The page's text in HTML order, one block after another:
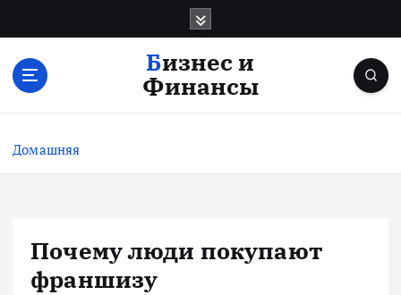
с
Бизнес и
Финансы
Домашняя
Почему люди покупают
франшизу